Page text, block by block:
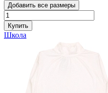
Добавить все размеры
Купить
Школа